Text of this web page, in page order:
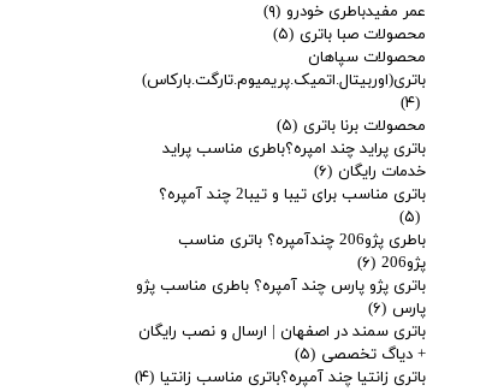
عمر مفیدباطری خودرو (۹)
محصولات صبا باتری (۵)
محصولات سپاهان
باتری(اوربیتال.اتمیک.پریمیوم.تارگت.بارکاس)
(۴)
محصولات برنا باتری (۵)
باتری پراید چند امپره؟باطری مناسب پراید
خدمات رایگان (۶)
باتری مناسب برای تیبا و تیبا2 چند آمپره؟
(۵)
باطری پژو206 چندآمپره؟ باتری مناسب
پژو206
(۶)
باتری پژو پارس چند آمپره؟ باطری مناسب پژو
پارس (۶)
باتری سمند در اصفهان | ارسال و نصب رایگان
+ دیاگ تخصصی (۵)
باتری زانتیا چند آمپره؟باتری مناسب زانتیا (۴)